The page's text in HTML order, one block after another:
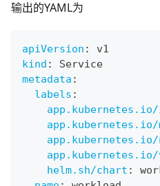
输出的YAML为
apiVersion :
v1
kind :
Service
metadata :
labels :
app.kubernetes.io/
app.kubernetes.io/
helm.sh/chart :